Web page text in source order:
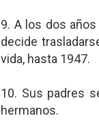
9. A los dos
decide
vida, hasta 1947.
10. Sus padres
hermanos.